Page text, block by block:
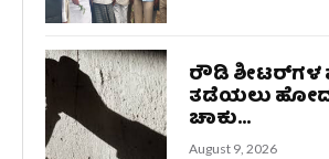
ರೌಡಿ ಶೀಟರ್‌ಗಳ
ತಡೆಯಲು
ಚಾಕು...
August 9, 2026